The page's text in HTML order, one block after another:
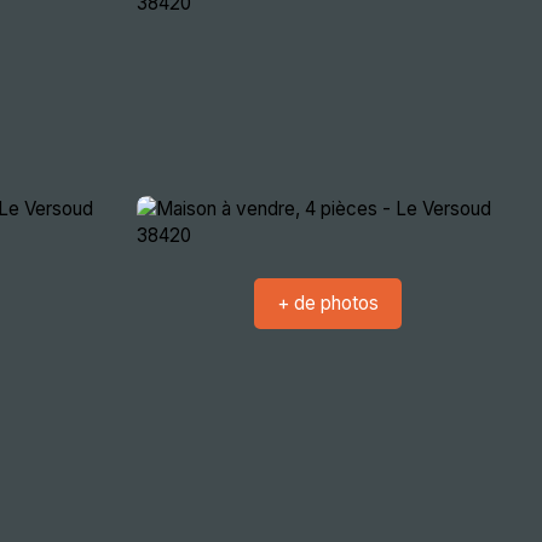
Nous rencontrer
+ de photos